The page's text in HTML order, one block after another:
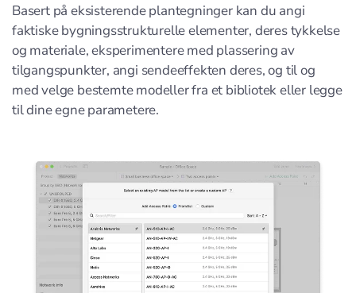
Basert på eksisterende plantegninger kan du angi
faktiske bygningsstrukturelle elementer, deres tykkelse
og materiale, eksperimentere med plassering av
tilgangspunkter, angi sendeeffekten deres, og til og
med velge bestemte modeller fra et bibliotek eller legge
til dine egne parametere.